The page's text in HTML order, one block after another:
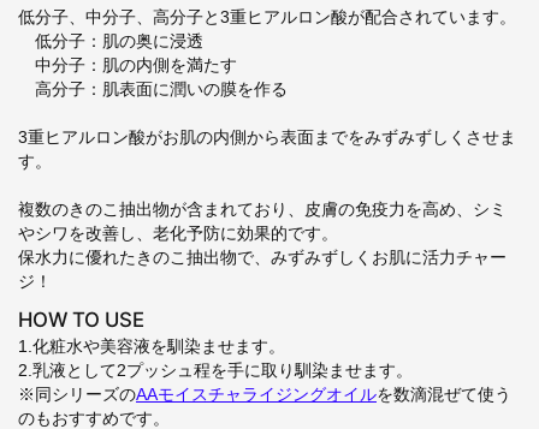
低分子、中分子、高分子と3重ヒアルロン酸が配合されています。
低分子：肌の奥に浸透
中分子：肌の内側を満たす
高分子：肌表面に潤いの膜を作る
3重ヒアルロン酸がお肌の内側から表面までをみずみずしくさせま
す。
複数のきのこ抽出物が含まれており、皮膚の免疫力を高め、シミ
やシワを改善し、老化予防に効果的です。
保水力に優れたきのこ抽出物で、みずみずしくお肌に活力チャー
ジ！
HOW TO USE
1.化粧水や美容液を馴染ませます。
2.乳液として2プッシュ程を手に取り馴染ませます。
※同シリーズのAAモイスチャライジングオイルを数滴混ぜて使う
のもおすすめです。